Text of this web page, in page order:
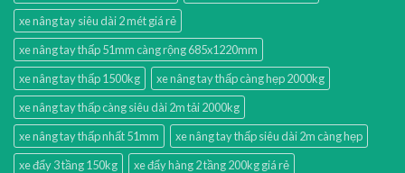
xe nâng tay siêu dài 2 mét giá rẻ
xe nâng tay thấp 51mm càng rộng 685x1220mm
xe nâng tay thấp 1500kg
xe nâng tay thấp càng hẹp 2000kg
xe nâng tay thấp càng siêu dài 2m tải 2000kg
xe nâng tay thấp nhất 51mm
xe nâng tay thấp siêu dài 2m càng hẹp
xe đẩy 3 tầng 150kg
xe đẩy hàng 2 tầng 200kg giá rẻ